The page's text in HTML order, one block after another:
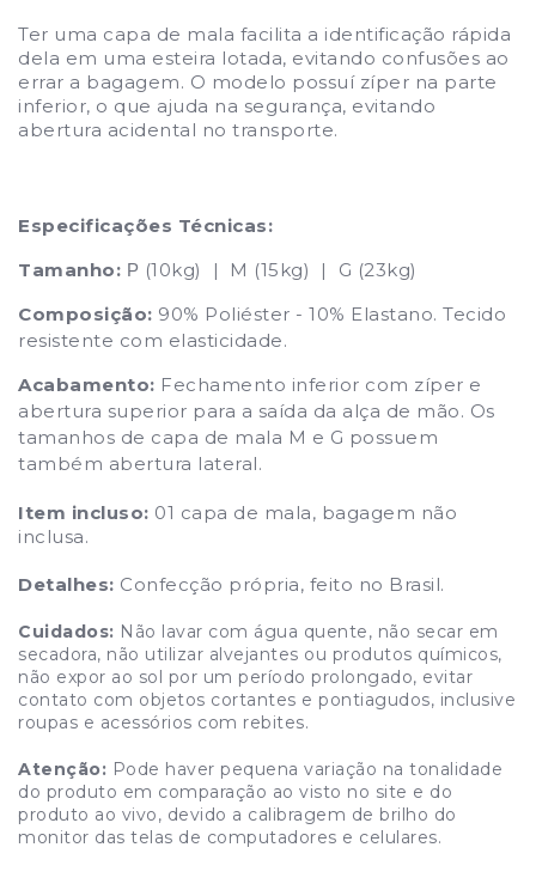
Ter uma capa de mala facilita a identificação rápida
dela em uma esteira lotada, evitando confusões ao
errar a bagagem. O modelo possuí zíper na parte
inferior, o que ajuda na segurança, evitando
abertura acidental no transporte.
Especificações Técnicas:
Tamanho: P (10kg) | M (15kg) | G (23kg)
Composição: 90% Poliéster - 10% Elastano. Tecido
resistente com elasticidade.
Acabamento: Fechamento inferior com zíper e
abertura superior para a saída da alça de mão. Os
tamanhos de capa de mala M e G possuem
também abertura lateral.
Item incluso: 01 capa de mala, bagagem não
inclusa.
Detalhes: Confecção própria, feito no Brasil.
Cuidados: Não lavar com água quente, não secar em
secadora, não utilizar alvejantes ou produtos químicos,
não expor ao sol por um período prolongado, evitar
contato com objetos cortantes e pontiagudos, inclusive
roupas e acessórios com rebites.
Atenção: Pode haver pequena variação na tonalidade
do produto em comparação ao visto no site e do
produto ao vivo, devido a calibragem de brilho do
monitor das telas de computadores e celulares.